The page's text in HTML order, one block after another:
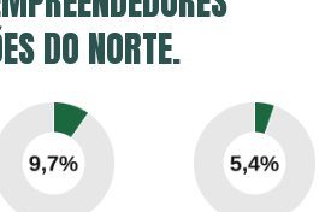
DO NORTE.